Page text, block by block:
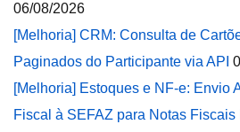
06/08/2026
[Melhoria] CRM: Consulta de
Paginados do Participante via API
[Melhoria] Estoques e NF-e: Envio
Fiscal à SEFAZ para Notas Fiscais